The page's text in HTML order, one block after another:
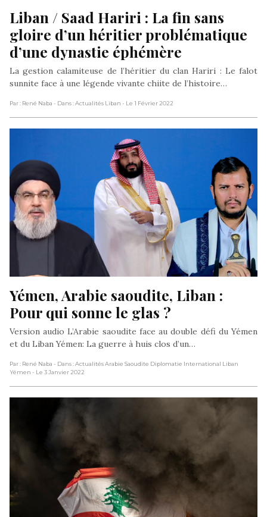
Liban / Saad Hariri : La fin sans
gloire d’un héritier problématique
d’une dynastie éphémère
La gestion calamiteuse de l’héritier du clan Hariri : Le falot
sunnite face à une légende vivante chiite de l’histoire…
Par : René Naba - Dans : Actualités Liban - Le 1 Février 2022
Yémen, Arabie saoudite, Liban :
Pour qui sonne le glas ?
Version audio L’Arabie saoudite face au double défi du Yémen
et du Liban Yémen: La guerre à huis clos d’un…
Par : René Naba - Dans : Actualités Arabie Saoudite Diplomatie International Liban
Yémen - Le 3 Janvier 2022